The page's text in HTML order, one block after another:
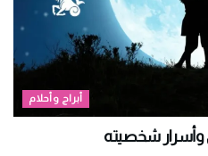
أبراج وأحلام
وأسرار شخصيته